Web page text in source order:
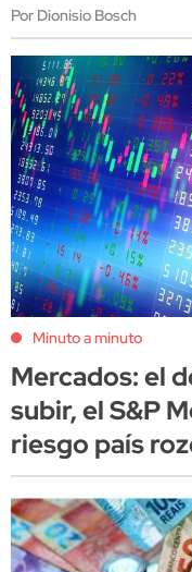
Por Dionisio Bosch
Minuto a minuto
Mercados: el
subir, el S&P
riesgo país